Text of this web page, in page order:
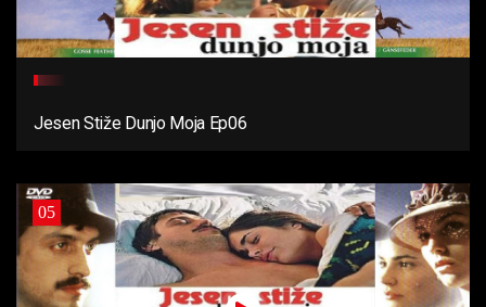
Jesen Stiže Dunjo Moja Ep06
05